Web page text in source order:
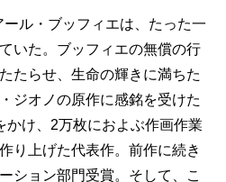
ル・ブッフィエは、たった一
いた。ブッフィエの無償の行
たらせ、生命の輝きに満ちた
ジオノの原作に感銘を受けた
かけ、2万枚におよぶ作画作業
り上げた代表作。前作に続き
ション部門受賞。そして、こ